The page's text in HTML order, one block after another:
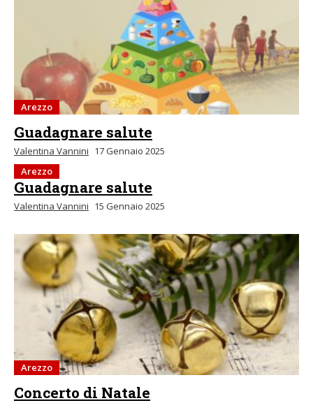
Arezzo
Guadagnare salute
Valentina Vannini 17 Gennaio 2025
Arezzo
Guadagnare salute
Valentina Vannini 15 Gennaio 2025
Arezzo
Concerto di Natale